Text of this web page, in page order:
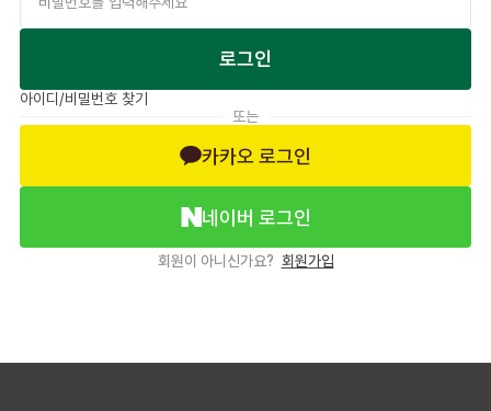
로그인
아이디/비밀번호 찾기
또는
카카오 로그인
네이버 로그인
회원이 아니신가요? 회원가입